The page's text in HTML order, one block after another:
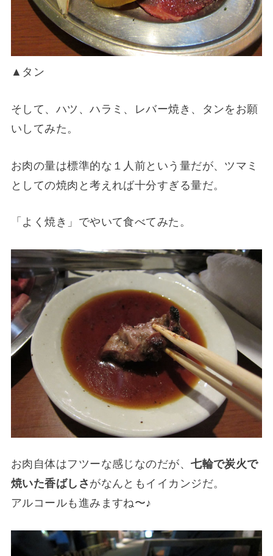
▲タン
そして、ハツ、ハラミ、レバー焼き、タンをお願
いしてみた。
お肉の量は標準的な１人前という量だが、ツマミ
としての焼肉と考えれば十分すぎる量だ。
「よく焼き」でやいて食べてみた。
お肉自体はフツーな感じなのだが、七輪で炭火で
焼いた香ばしさ がなんともイイカンジだ。
アルコールも進みますね〜♪